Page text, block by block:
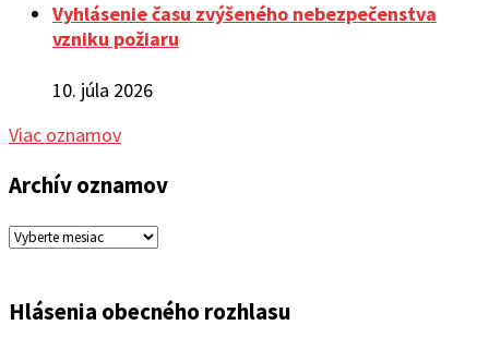
Vyhlásenie času zvýšeného nebezpečenstva
vzniku požiaru
10. júla 2026
Viac oznamov
Archív oznamov
Archív
Hlásenia obecného rozhlasu